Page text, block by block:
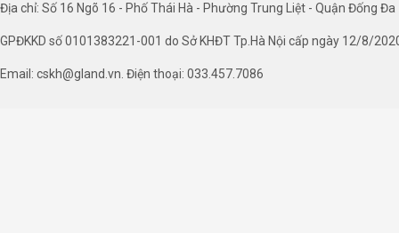
Địa chỉ: Số 16 Ngõ 16 - Phố Thái Hà - Phường Trung Liệt - Quận Đống Đa
GPĐKKD số 0101383221-001 do Sở KHĐT Tp.Hà Nội cấp ngày 12/8/
Email: cskh@gland.vn. Điện thoại: 033.457.7086